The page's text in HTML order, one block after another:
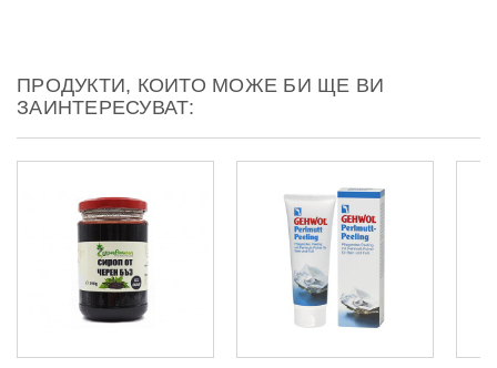
ПРОДУКТИ, КОИТО МОЖЕ БИ ЩЕ ВИ
ЗАИНТЕРЕСУВАТ: